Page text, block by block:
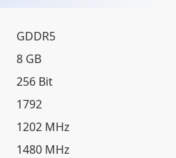
GDDR5
8 GB
256 Bit
1792
1202 MHz
1480 MHz